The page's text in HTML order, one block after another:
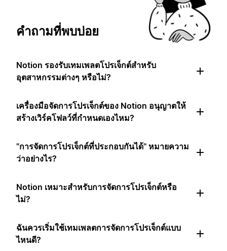
คำถามที่พบบ่อย
Notion รองรับเทมเพลตโปรเจ็กต์สำหรับ
อุตสาหกรรมต่างๆ หรือไม่?
เครื่องมือจัดการโปรเจ็กต์ของ Notion อนุญาตให้
สร้างเวิร์คโฟลว์ที่กำหนดเองไหม?
"การจัดการโปรเจ็กต์ที่ประกอบกันได้" หมายความ
ว่าอย่างไร?
Notion เหมาะสำหรับการจัดการโปรเจ็กต์หรือ
ไม่?
ฉันควรเริ่มใช้เทมเพลตการจัดการโปรเจ็กต์แบบ
ไหนดี?